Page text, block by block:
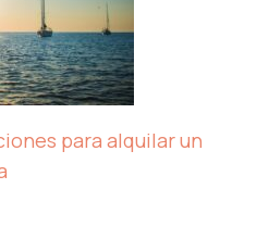
para alquilar un